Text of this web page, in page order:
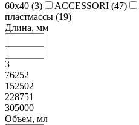
60x40 (3) ACCESSORI (47)
пластмассы (19)
Длина, мм
3
76252
152502
228751
305000
Объем, мл